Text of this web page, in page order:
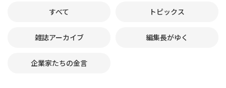
すべて トピックス
雑誌アーカイブ 編集長がゆく
企業家たちの金言